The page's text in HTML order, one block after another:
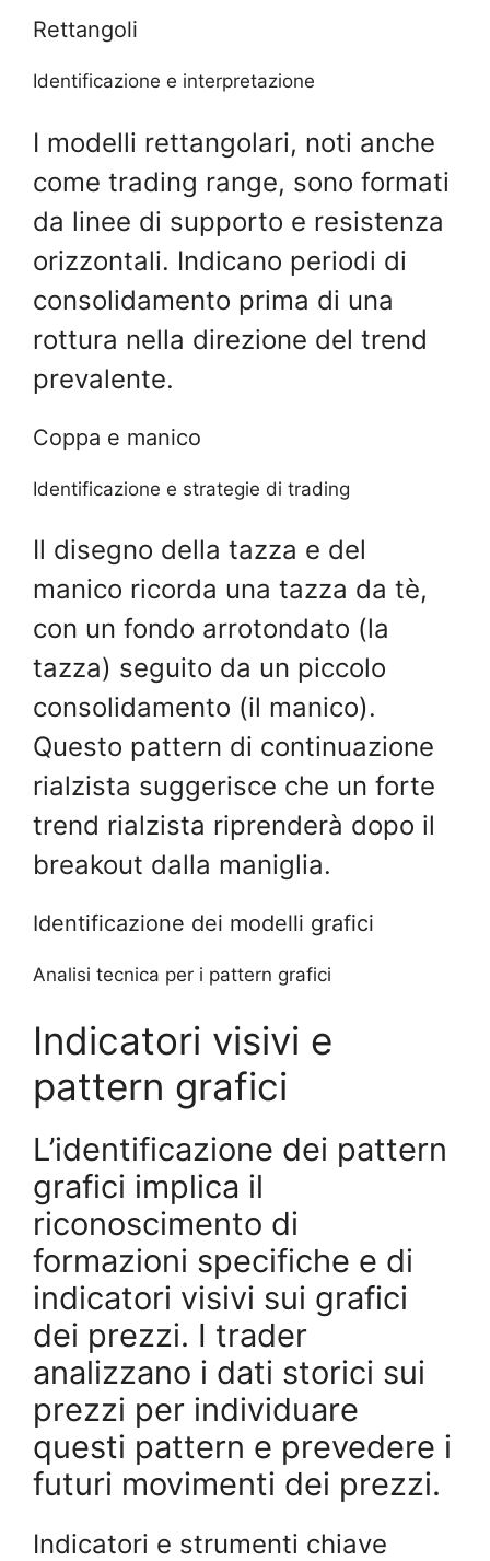
Rettangoli
Identificazione e interpretazione
I modelli rettangolari, noti anche
come trading range, sono formati
da linee di supporto e resistenza
orizzontali. Indicano periodi di
consolidamento prima di una
rottura nella direzione del trend
prevalente.
Coppa e manico
Identificazione e strategie di trading
Il disegno della tazza e del
manico ricorda una tazza da tè,
con un fondo arrotondato (la
tazza) seguito da un piccolo
consolidamento (il manico).
Questo pattern di continuazione
rialzista suggerisce che un forte
trend rialzista riprenderà dopo il
breakout dalla maniglia.
Identificazione dei modelli grafici
Analisi tecnica per i pattern grafici
Indicatori visivi e
pattern grafici
L’identificazione dei pattern
grafici implica il
riconoscimento di
formazioni specifiche e di
indicatori visivi sui grafici
dei prezzi. I trader
analizzano i dati storici sui
prezzi per individuare
questi pattern e prevedere i
futuri movimenti dei prezzi.
Indicatori e strumenti chiave